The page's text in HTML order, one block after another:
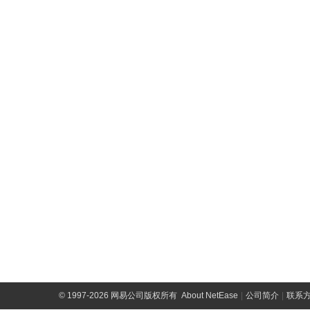
©1997-2026 网易公司版权所有 About NetEase 公司简介 联系